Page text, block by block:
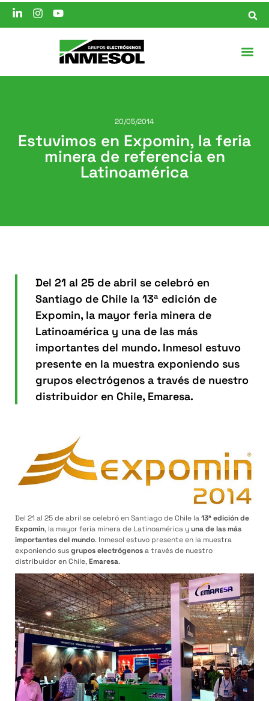
20/05/2014
Estuvimos en Expomin, la feria
minera de referencia en
Latinoamérica
Del 21 al 25 de abril se celebró en
Santiago de Chile la 13ª edición de
Expomin, la mayor feria minera de
Latinoamérica y una de las más
importantes del mundo. Inmesol estuvo
presente en la muestra exponiendo sus
grupos electrógenos a través de nuestro
distribuidor en Chile, Emaresa.
Del 21 al 25 de abril se celebró en Santiago de Chile la13ª edición de
Expomin, la mayor feria minera de Latinoamérica yuna de las más
importantes del mundo. Inmesol estuvo presente en la muestra
exponiendo susgrupos electrógenosa través de nuestro
distribuidor en Chile,Emaresa.